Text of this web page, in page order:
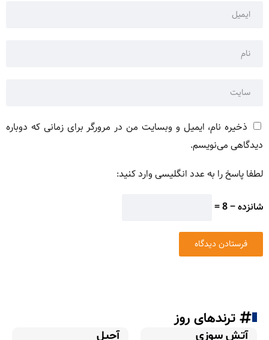
ذخیره نام، ایمیل و وبسایت من در مرورگر برای زمانی که دوباره
دیدگاهی می‌نویسم.
لطفا پاسخ را به عدد انگلیسی وارد کنید:
شانزده − 8 =
ترندهای روز
آتش سوزی آجیل